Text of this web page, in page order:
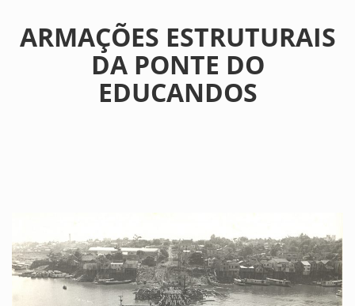
ARMAÇÕES ESTRUTURAIS
DA PONTE DO
EDUCANDOS